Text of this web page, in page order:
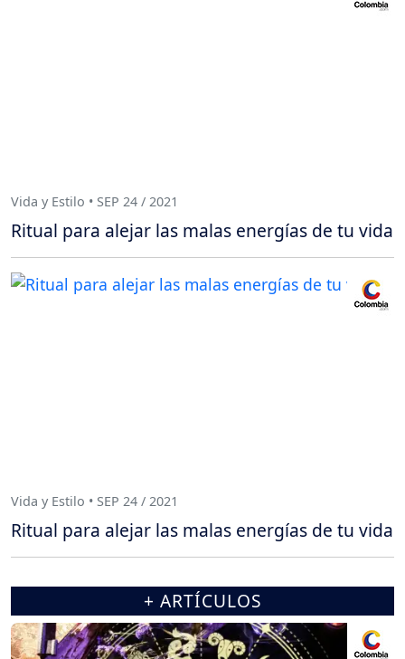
Vida y Estilo • SEP 24 / 2021
Ritual para alejar las malas energías de tu vida
Vida y Estilo • SEP 24 / 2021
Ritual para alejar las malas energías de tu vida
+ ARTÍCULOS